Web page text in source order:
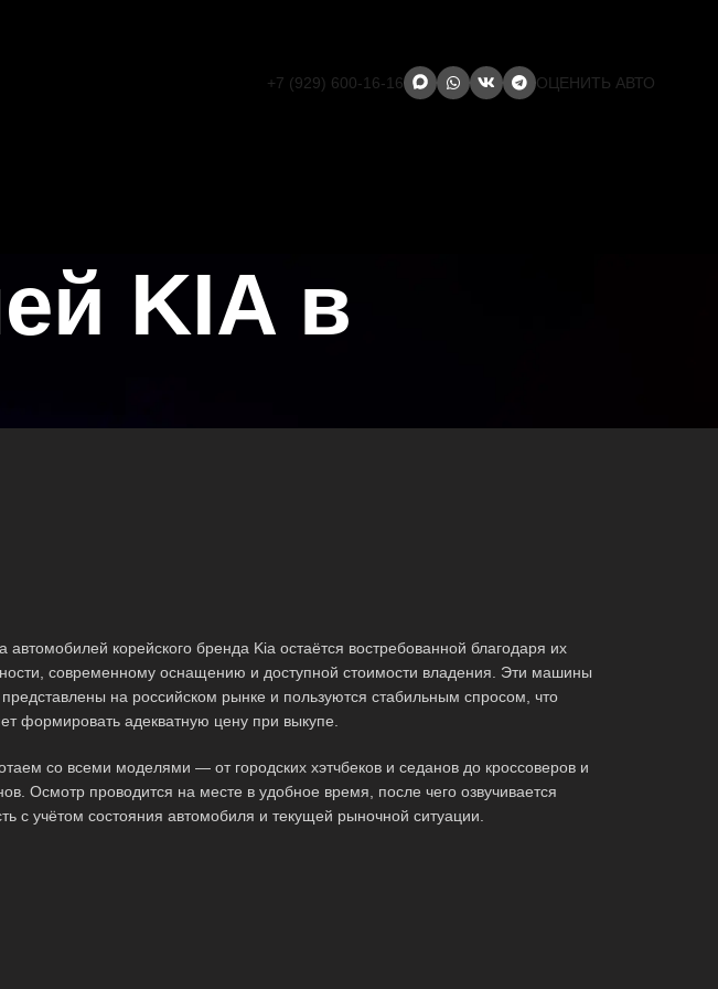
+7 (929) 600-16-16 ОЦЕНИТЬ АВТО
KIA в
автомобилей корейского бренда Kia остаётся востребованной благодаря их
современному оснащению и доступной стоимости владения. Эти машины
на российском рынке и пользуются стабильным спросом, что
формировать адекватную цену при выкупе.
со всеми моделями — от городских хэтчбеков и седанов до кроссоверов и
Осмотр проводится на месте в удобное время, после чего озвучивается
с учётом состояния автомобиля и текущей рыночной ситуации.